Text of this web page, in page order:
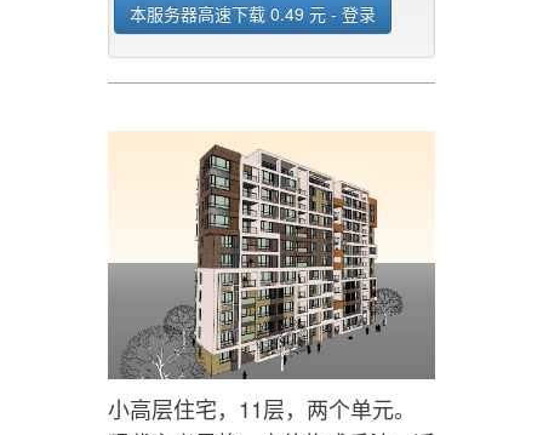
本服务器高速下载 0.49 元 - 登录
小高层住宅，11层，两个单元。